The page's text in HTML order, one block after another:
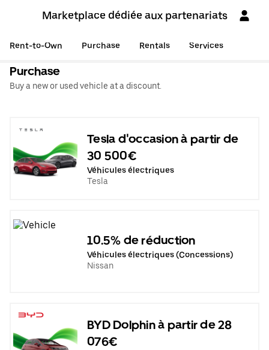
Marketplace dédiée aux partenariats
Rent-to-Own Purchase Rentals Services
Purchase
Buy a new or used vehicle at a discount.
Tesla d'occasion à partir de
30 500€
Véhicules électriques
Tesla
10.5% de réduction
Véhicules électriques (Concessions)
Nissan
BYD Dolphin à partir de 28
076€